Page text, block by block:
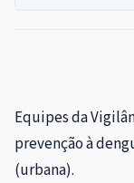
Equipes da
prevenção à
(urbana).